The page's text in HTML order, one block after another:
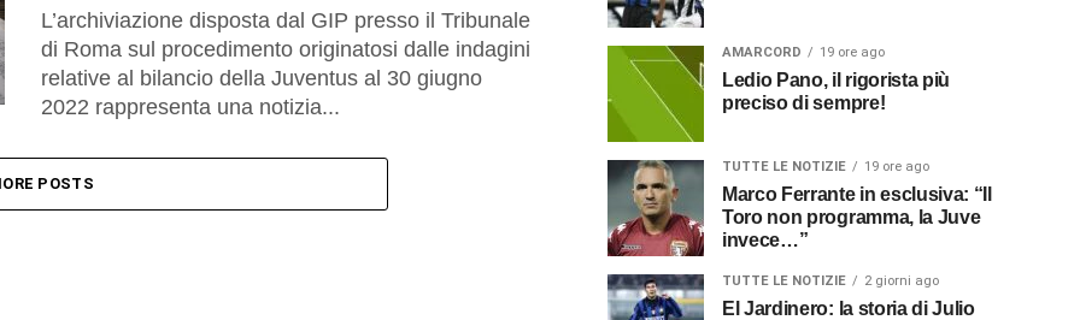
L’archiviazione disposta dal GIP presso il Tribunale
di Roma sul procedimento originatosi dalle indagini
relative al bilancio della Juventus al 30 giugno
2022 rappresenta una notizia...
POSTS
AMARCORD 19 ore ago
Ledio Pano, il rigorista più
preciso di sempre!
TUTTE LE NOTIZIE 19 ore ago
Marco Ferrante in esclusiva: “Il
Toro non programma, la Juve
invece…”
TUTTE LE NOTIZIE 2 giorni ago
El Jardinero: la storia di Julio